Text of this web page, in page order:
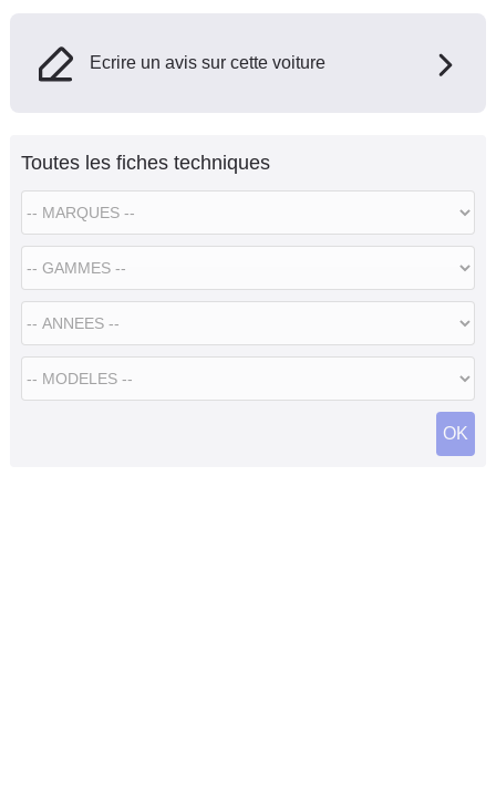
Ecrire un avis sur cette voiture
Toutes les fiches techniques